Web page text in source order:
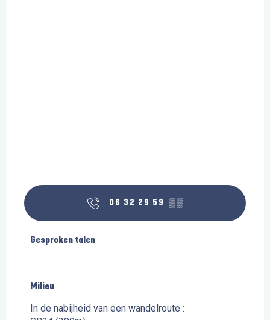
06 32 29 59 ▒▒
Gesproken talen
Gesproken talen
Milieu
Milieu
In de nabijheid van een wandelroute :